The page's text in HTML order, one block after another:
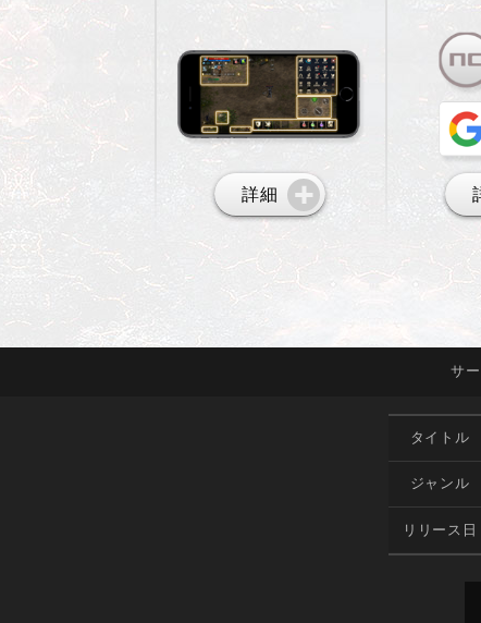
詳細
サ
タイトル
ジャンル
リリース日